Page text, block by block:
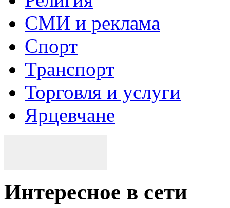
СМИ и реклама
Спорт
Транспорт
Торговля и услуги
Ярцевчане
Интересное в сети